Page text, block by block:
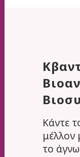
Κάντε
μέλλον
το